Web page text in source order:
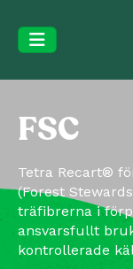
content
FSC
Tetra Recart®
(Forest
träfibrerna i
ansvarsfullt
kontrollerade